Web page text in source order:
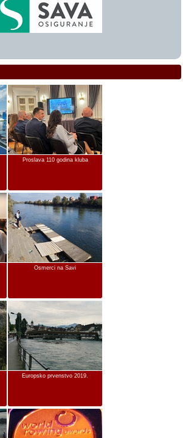
Proslava 110 godina kluba
Osmerci na Savi
Europsko prvenstvo 2019.